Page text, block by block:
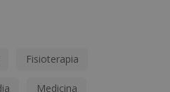
Fisioterapia
Medicina